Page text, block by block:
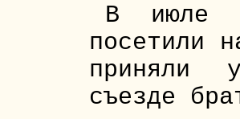
В июле
посетили
приняли
съезде